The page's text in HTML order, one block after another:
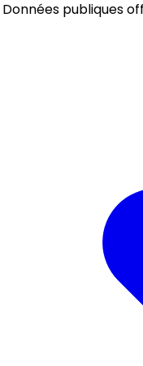
Données publiques